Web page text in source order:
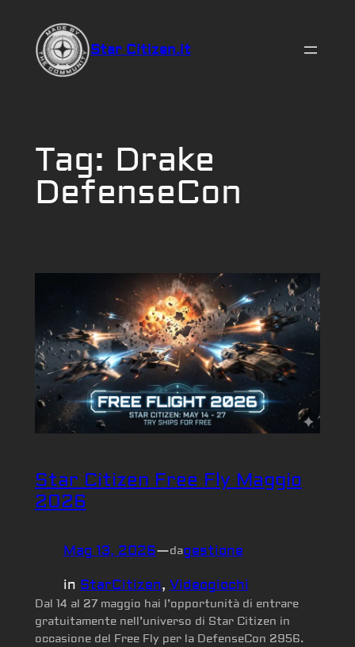
contenuto
Star Citizen.it
Tag: Drake
DefenseCon
Star Citizen Free Fly Maggio
2026
Mag 13, 2026—dagestione
in StarCitizen, Videogiochi
Dal 14 al 27 maggio hai l’opportunità di entrare
gratuitamente nell’universo di Star Citizen in
occasione del Free Fly per la DefenseCon 2956.